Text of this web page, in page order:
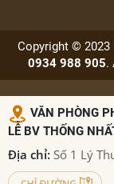
Copyright © 2023
0934 988 905.
VĂN PHÒNG
LỄ BV THỐNG
Địa chỉ: Số 1 Lý